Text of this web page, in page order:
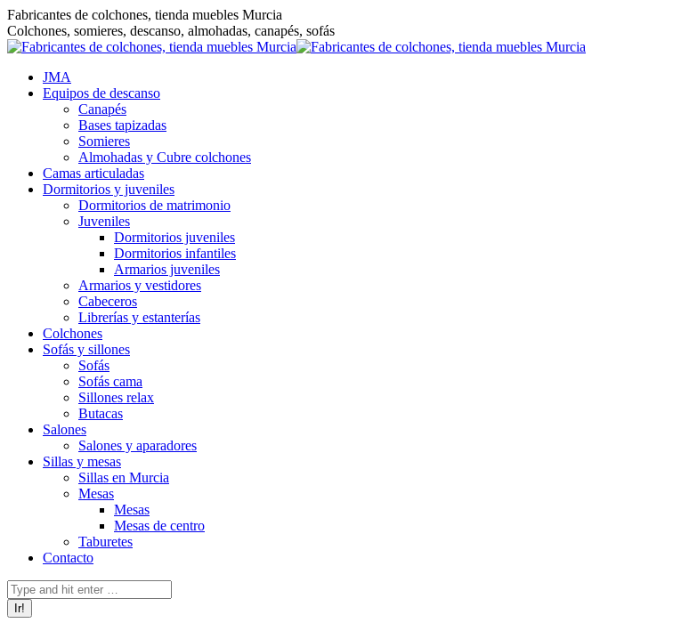
Saltar
al
contenido
Fabricantes de colchones, tienda muebles Murcia
Colchones, somieres, descanso, almohadas, canapés, sofás
JMA
Equipos de descanso
Canapés
Bases tapizadas
Somieres
Almohadas y Cubre colchones
Camas articuladas
Dormitorios y juveniles
Dormitorios de matrimonio
Juveniles
Dormitorios juveniles
Dormitorios infantiles
Armarios juveniles
Armarios y vestidores
Cabeceros
Librerías y estanterías
Colchones
Sofás y sillones
Sofás
Sofás cama
Sillones relax
Butacas
Salones
Salones y aparadores
Sillas y mesas
Sillas en Murcia
Mesas
Mesas
Mesas de centro
Taburetes
Contacto
Buscar: